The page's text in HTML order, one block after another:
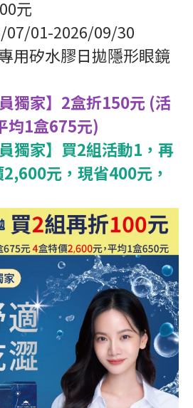
元
07/01-2026/09/30
用矽水膠日拋隱形眼鏡
獨家】2盒折150元 (活
均1盒675元)
獨家】買2組活動1，再
元，現省400元，